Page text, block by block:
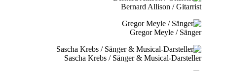
Bernard Allison / Gitarrist
Gregor Meyle / Sänger
Sascha Krebs / Sänger & Musical-Darsteller